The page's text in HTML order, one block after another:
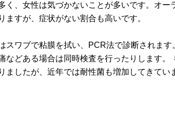
く、女性は気づかないことが多いです。オ
ますが、症状がない割合も高いです。
スワブで粘膜を拭い、PCR法で診断されま
などある場合は同時検査を行ったりします
ましたが、近年では耐性菌も増加してきて